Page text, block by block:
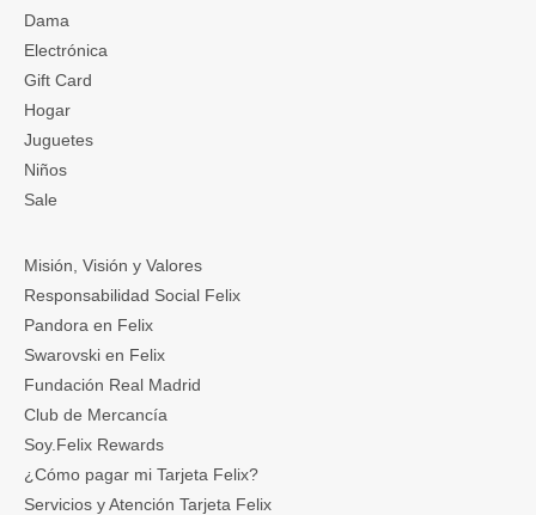
Dama
Electrónica
Gift Card
Hogar
Juguetes
Niños
Sale
Misión, Visión y Valores
Responsabilidad Social Felix
Pandora en Felix
Swarovski en Felix
Fundación Real Madrid
Club de Mercancía
Soy.Felix Rewards
¿Cómo pagar mi Tarjeta Felix?
Servicios y Atención Tarjeta Felix